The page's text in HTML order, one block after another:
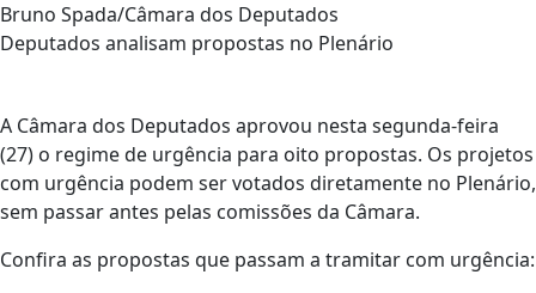
Bruno Spada/Câmara dos Deputados
Deputados analisam propostas no Plenário
A Câmara dos Deputados aprovou nesta segunda-feira
(27) o regime de urgência para oito propostas. Os projetos
com urgência podem ser votados diretamente no Plenário,
sem passar antes pelas comissões da Câmara.
Confira as propostas que passam a tramitar com urgência: